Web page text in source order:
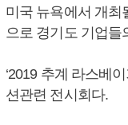
미국 뉴욕에서 개최
으로 경기도 기업
‘2019 추계 라스베
션관련 전시회다.